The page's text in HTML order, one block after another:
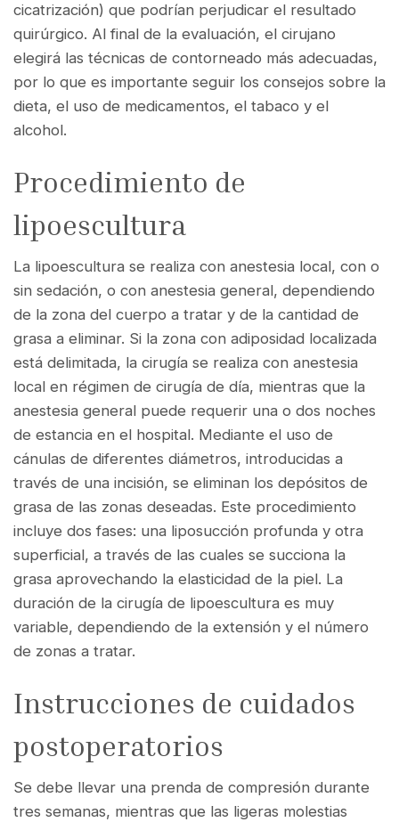
cicatrización) que podrían perjudicar el resultado
quirúrgico. Al final de la evaluación, el cirujano
elegirá las técnicas de contorneado más adecuadas,
por lo que es importante seguir los consejos sobre la
dieta, el uso de medicamentos, el tabaco y el
alcohol.
Procedimiento de
lipoescultura
La lipoescultura se realiza con anestesia local, con o
sin sedación, o con anestesia general, dependiendo
de la zona del cuerpo a tratar y de la cantidad de
grasa a eliminar. Si la zona con adiposidad localizada
está delimitada, la cirugía se realiza con anestesia
local en régimen de cirugía de día, mientras que la
anestesia general puede requerir una o dos noches
de estancia en el hospital. Mediante el uso de
cánulas de diferentes diámetros, introducidas a
través de una incisión, se eliminan los depósitos de
grasa de las zonas deseadas. Este procedimiento
incluye dos fases: una liposucción profunda y otra
superficial, a través de las cuales se succiona la
grasa aprovechando la elasticidad de la piel. La
duración de la cirugía de lipoescultura es muy
variable, dependiendo de la extensión y el número
de zonas a tratar.
Instrucciones de cuidados
postoperatorios
Se debe llevar una prenda de compresión durante
tres semanas, mientras que las ligeras molestias